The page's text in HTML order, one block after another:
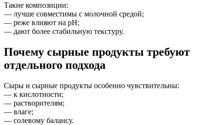
Такие композиции:
— лучше совместимы с молочной средой;
— реже влияют на pH;
— дают более стабильную текстуру.
Почему сырные продукты требуют
отдельного подхода
Сыры и сырные продукты особенно чувствительны:
— к кислотности;
— растворителям;
— влаге;
— солевому балансу.